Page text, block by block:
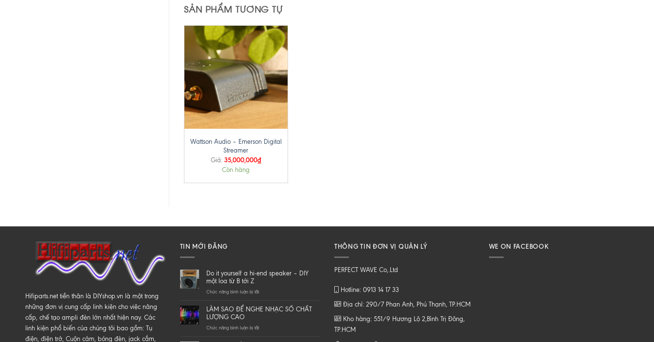
SẢN PHẨM TƯƠNG TỰ
Wattson Audio – Emerson Digital
Streamer
Giá: 35,000,000₫
Còn hàng
Hifiparts.net tiền thân là DIYshop.vn là một trong
những đơn vị cung cấp linh kiện cho việc nâng
cấp, chế tạo ampli đèn lớn nhất hiện nay. Các
linh kiện phổ biến của chúng tôi bao gồm: Tụ
điện, điện trở, Cuộn cảm, bóng đèn, jack cắm,
TIN MỚI ĐĂNG
Do it yourself a hi-end speaker – DIY
một loa từ B tới Z
Chức năng bình luận bị tắtở
it
hi-
LÀM SAO ĐỂ NGHE NHẠC SỐ CHẤT
LƯỢNG CAO
Chức năng bình luận bị tắtở
THÔNG TIN ĐƠN VỊ QUẢN LÝ
PERFECT WAVE Co,.Ltd
Hotline: 0913 14 17 33
Địa chỉ: 290/7 Phan Anh, Phú Thạnh, TP.HCM
Kho hàng: 551/9 Hương Lộ 2,Bình Trị Đông,
TP.HCM
WE ON FACEBOOK